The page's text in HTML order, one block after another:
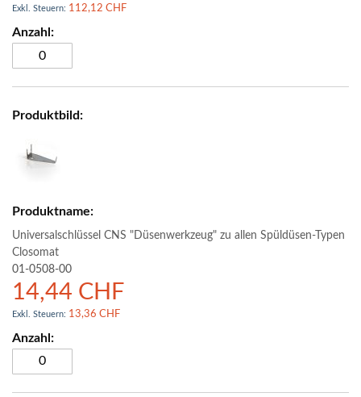
112,12 CHF
Universalschlüssel CNS "Düsenwerkzeug" zu allen Spüldüsen-Typen
Closomat
01-0508-00
14,44 CHF
13,36 CHF